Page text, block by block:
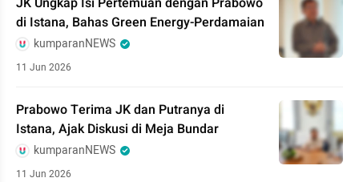
di Istana, Bahas Green Energy-Perdamaian
kumparanNEWS
11 Jun 2026
Prabowo Terima JK dan Putranya di
Istana, Ajak Diskusi di Meja Bundar
kumparanNEWS
11 Jun 2026